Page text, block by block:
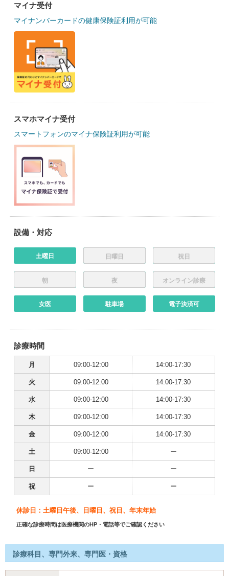
マイナ受付
マイナンバーカードの健康保険証利用が可能
スマホマイナ受付
スマートフォンのマイナ保険証利用が可能
設備・対応
土曜日 日曜日 祝日
朝 夜 オンライン診療
女医 駐車場 電子決済可
診療時間
月 09:00-12:00 14:00-17:30
火 09:00-12:00 14:00-17:30
水 09:00-12:00 14:00-17:30
木 09:00-12:00 14:00-17:30
金 09:00-12:00 14:00-17:30
土 09:00-12:00 ー
日 ー ー
祝 ー ー
休診日：土曜日午後、日曜日、祝日、年末年始
正確な診療時間は医療機関のHP・電話等でご確認ください
診療科目、専門外来、専門医・資格